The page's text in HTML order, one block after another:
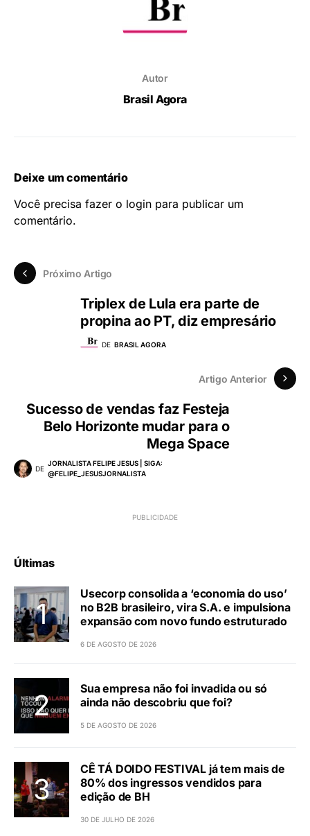
Autor
Brasil Agora
Deixe um comentário
Você precisa fazer o login para publicar um
comentário.
Próximo Artigo
Triplex de Lula era parte de
propina ao PT, diz empresário
DE BRASIL AGORA
Artigo Anterior
Sucesso de vendas faz Festeja
Belo Horizonte mudar para o
Mega Space
DE
JORNALISTA FELIPE JESUS | SIGA:
@FELIPE_JESUSJORNALISTA
Últimas
Usecorp consolida a ‘economia do uso’
no B2B brasileiro, vira S.A. e impulsiona
expansão com novo fundo estruturado
6 DE AGOSTO DE 2026
Sua empresa não foi invadida ou só
ainda não descobriu que foi?
5 DE AGOSTO DE 2026
CÊ TÁ DOIDO FESTIVAL já tem mais de
80% dos ingressos vendidos para
edição de BH
30 DE JULHO DE 2026